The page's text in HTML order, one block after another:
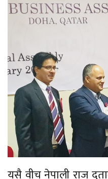
यसै वीच नेपाली राज